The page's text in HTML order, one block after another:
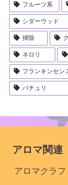
フルーツ系
シダーウッド
掃除
ネロリ
フランキンセン
パチュリ
アロマ関連
アロマクラ